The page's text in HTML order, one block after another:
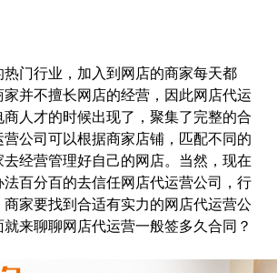
热门行业，加入到网店的商家每天都
并不擅长网店的经营，因此网店代运
人才的时候出现了，聚集了完整的合
公司可以根据商家店铺，匹配不同的
经营管理好自己的网店。当然，现在
法百分百的去信任网店代运营公司，行
商家要找到合适有实力的网店代运营公
来聊聊网店代运营一般签多久合同？